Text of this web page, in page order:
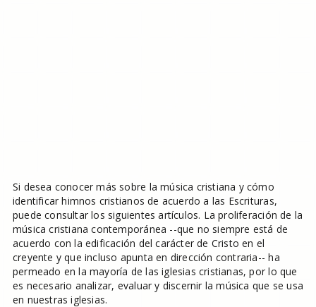
Si desea conocer más sobre la música cristiana y cómo
identificar himnos cristianos de acuerdo a las Escrituras,
puede consultar los siguientes artículos. La proliferación de la
música cristiana contemporánea --que no siempre está de
acuerdo con la edificación del carácter de Cristo en el
creyente y que incluso apunta en dirección contraria-- ha
permeado en la mayoría de las iglesias cristianas, por lo que
es necesario analizar, evaluar y discernir la música que se usa
en nuestras iglesias.